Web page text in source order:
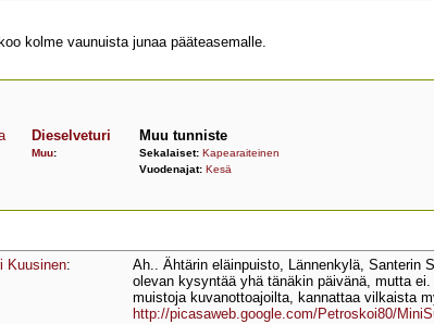
kolme vaunuista junaa pääteasemalle.
Dieselveturi
Muu:
Muu tunniste
Sekalaiset: Kapearaiteinen
Vuodenajat: Kesä
Kuusinen:
Ah.. Ähtärin eläinpuisto, Lännenkylä, Santerin
olevan kysyntää yhä tänäkin päivänä, mutta
muistoja kuvanottoajoilta, kannattaa vilkaista
http://picasaweb.google.com/Petroskoi80/